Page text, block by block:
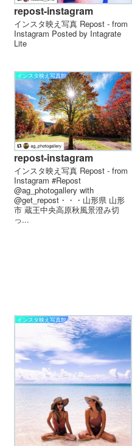
repost-instagram
インスタ映え写真 Repost - from
Instagram Posted by Intagrate
Lite
インスタ映え写真館
repost-instagram
インスタ映え写真 Repost - from
Instagram #Repost
@ag_photogallery with
@get_repost・・・山形県 山形
市 蔵王中央高原︎️秋風景️澄み切
っ...
インスタ映え写真館